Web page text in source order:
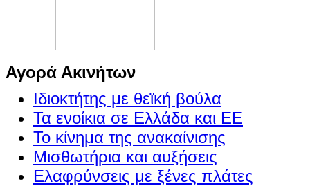
Αγορά Ακινήτων
Ιδιοκτήτης με θεϊκή βούλα
Τα ενοίκια σε Ελλάδα και ΕΕ
Το κίνημα της ανακαίνισης
Μισθωτήρια και αυξήσεις
Ελαφρύνσεις με ξένες πλάτες